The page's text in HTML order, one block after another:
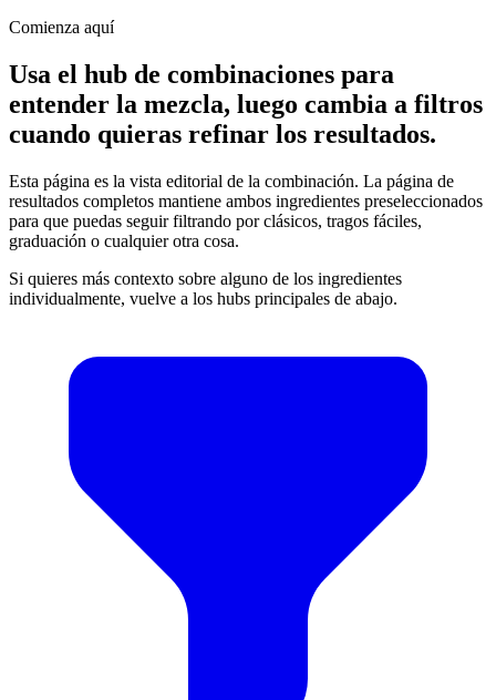
Comienza aquí
Usa el hub de combinaciones para
entender la mezcla, luego cambia a filtros
cuando quieras refinar los resultados.
Esta página es la vista editorial de la combinación. La página de
resultados completos mantiene ambos ingredientes preseleccionados
para que puedas seguir filtrando por clásicos, tragos fáciles,
graduación o cualquier otra cosa.
Si quieres más contexto sobre alguno de los ingredientes
individualmente, vuelve a los hubs principales de abajo.